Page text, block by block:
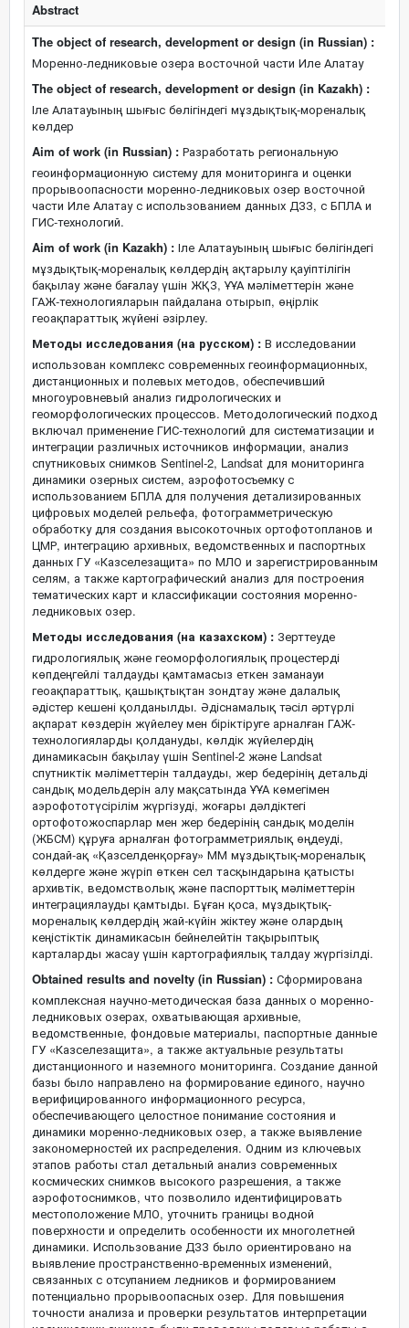
Abstract
The object of research, development or design (in Russian) :
Моренно-ледниковые озера восточной части Иле Алатау
The object of research, development or design (in Kazakh) :
Іле Алатауының шығыс бөлігіндегі мұздықтық-мореналық
көлдер
Aim of work (in Russian) : Разработать региональную
геоинформационную систему для мониторинга и оценки
прорывоопасности моренно-ледниковых озер восточной
части Иле Алатау с использованием данных ДЗЗ, с БПЛА и
ГИС-технологий.
Aim of work (in Kazakh) : Іле Алатауының шығыс бөлігіндегі
мұздықтық-мореналық көлдердің ақтарылу қауіптілігін
бақылау және бағалау үшін ЖҚЗ, ҰҰА мәліметтерін және
ГАЖ-технологияларын пайдалана отырып, өңірлік
геоақпараттық жүйені әзірлеу.
Методы исследования (на русском) : В исследовании
использован комплекс современных геоинформационных,
дистанционных и полевых методов, обеспечивший
многоуровневый анализ гидрологических и
геоморфологических процессов. Методологический подход
включал применение ГИС-технологий для систематизации и
интеграции различных источников информации, анализ
спутниковых снимков Sentinel-2, Landsat для мониторинга
динамики озерных систем, аэрофотосъемку с
использованием БПЛА для получения детализированных
цифровых моделей рельефа, фотограмметрическую
обработку для создания высокоточных ортофотопланов и
ЦМР, интеграцию архивных, ведомственных и паспортных
данных ГУ «Казселезащита» по МЛО и зарегистрированным
селям, а также картографический анализ для построения
тематических карт и классификации состояния моренно-
ледниковых озер.
Методы исследования (на казахском) : Зерттеуде
гидрологиялық және геоморфологиялық процестерді
көпдеңгейлі талдауды қамтамасыз еткен заманауи
геоақпараттық, қашықтықтан зондтау және далалық
әдістер кешені қолданылды. Әдіснамалық тәсіл әртүрлі
ақпарат көздерін жүйелеу мен біріктіруге арналған ГАЖ-
технологияларды қолдануды, көлдік жүйелердің
динамикасын бақылау үшін Sentinel-2 және Landsat
спутниктік мәліметтерін талдауды, жер бедерінің детальді
сандық модельдерін алу мақсатында ҰҰА көмегімен
аэрофототүсірілім жүргізуді, жоғары дәлдіктегі
ортофотожоспарлар мен жер бедерінің сандық моделін
(ЖБСМ) құруға арналған фотограмметриялық өңдеуді,
сондай-ақ «Қазселденқорғау» ММ мұздықтық-мореналық
көлдерге және жүріп өткен сел тасқындарына қатысты
архивтік, ведомстволық және паспорттық мәліметтерін
интеграциялауды қамтыды. Бұған қоса, мұздықтық-
мореналық көлдердің жай-күйін жіктеу және олардың
кеңістіктік динамикасын бейнелейтін тақырыптық
карталарды жасау үшін картографиялық талдау жүргізілді.
Obtained results and novelty (in Russian) : Сформирована
комплексная научно-методическая база данных о моренно-
ледниковых озерах, охватывающая архивные,
ведомственные, фондовые материалы, паспортные данные
ГУ «Казселезащита», а также актуальные результаты
дистанционного и наземного мониторинга. Создание данной
базы было направлено на формирование единого, научно
верифицированного информационного ресурса,
обеспечивающего целостное понимание состояния и
динамики моренно-ледниковых озер, а также выявление
закономерностей их распределения. Одним из ключевых
этапов работы стал детальный анализ современных
космических снимков высокого разрешения, а также
аэрофотоснимков, что позволило идентифицировать
местоположение МЛО, уточнить границы водной
поверхности и определить особенности их многолетней
динамики. Использование ДЗЗ было ориентировано на
выявление пространственно-временных изменений,
связанных с отсупанием ледников и формированием
потенциально прорывоопасных озер. Для повышения
точности анализа и проверки результатов интерпретации